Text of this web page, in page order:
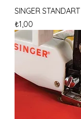
SINGER
Fiyat
₺1,00